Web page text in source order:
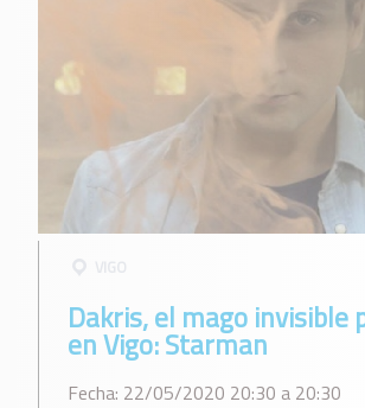
Dakris, el mago invisible
en Vigo: Starman
Fecha: 22/05/2020 20:30 a 20:30